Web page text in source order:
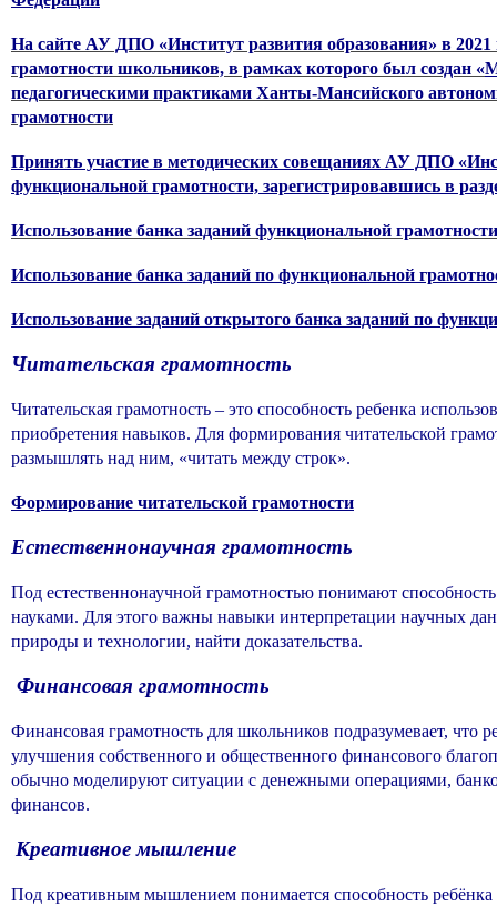
На сайте АУ ДПО «Институт развития образования» в
грамотности школьников, в рамках которого был создан «
педагогическими практиками Ханты-Мансийского
грамотности
Принять участие в методических совещаниях АУ ДПО
функциональной грамотности, зарегистрировавшись в
Использование банка заданий функциональной
Использование банка заданий по функциональной
Использование заданий открытого банка заданий по
Читательская грамотность
Читательская грамотность – это способность ребенка
приобретения навыков. Для формирования читательской
размышлять над ним, «читать между строк».
Формирование читательской грамотности
Естественнонаучная грамотность
Под естественнонаучной грамотностью понимают
науками. Для этого важны навыки интерпретации научных
природы и технологии, найти доказательства.
Финансовая грамотность
Финансовая грамотность для школьников подразумевает,
улучшения собственного и общественного финансового
обычно моделируют ситуации с денежными операциями,
финансов.
Креативное мышление
Под креативным мышлением понимается способность